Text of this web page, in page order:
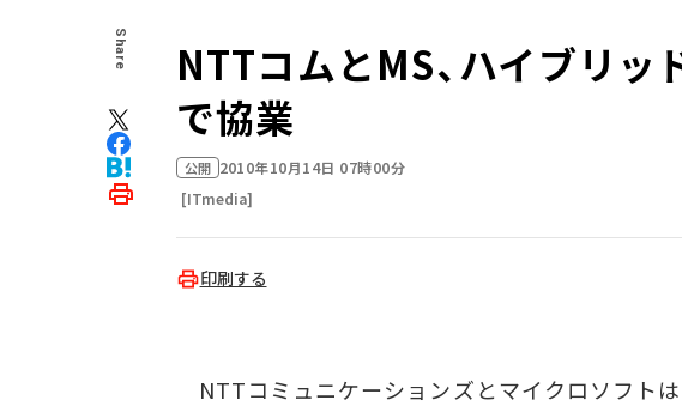
Share
NTTコムとMS、ハイブリッ
で協業
公開 2010年10月14日 07時00分
[ITmedia]
印刷する
NTTコミュニケーションズとマイクロソフト